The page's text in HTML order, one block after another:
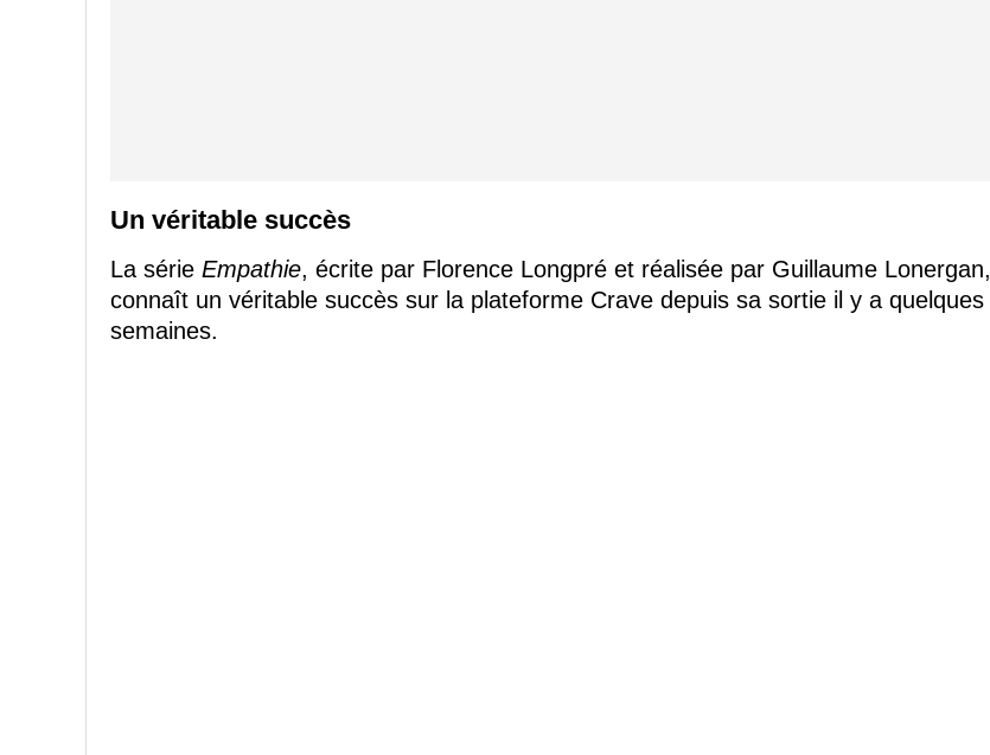
Un véritable succès
La série Empathie, écrite par Florence Longpré et réalisée par Guillaume Lonergan,
connaît un véritable succès sur la plateforme Crave depuis sa sortie il y a quelques
semaines.